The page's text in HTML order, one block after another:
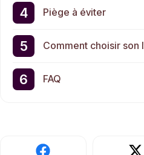
Piège à éviter
Comment choisir son
FAQ